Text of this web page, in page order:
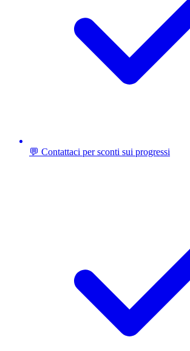
💬 Contattaci per sconti sui progressi